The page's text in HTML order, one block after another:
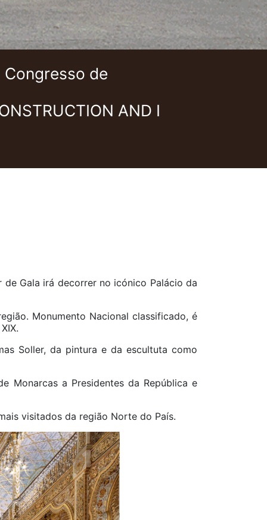
de
AND I
Gala irá decorrer no icónico Palácio da
Monumento Nacional classificado, é
Soller, da pintura e da escultuta como
Monarcas a Presidentes da República e
visitados da região Norte do País.